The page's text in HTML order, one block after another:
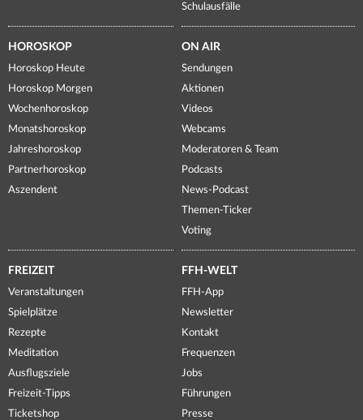
Schulausfälle
HOROSKOP
Horoskop Heute
Horoskop Morgen
Wochenhoroskop
Monatshoroskop
Jahreshoroskop
Partnerhoroskop
Aszendent
ON AIR
Sendungen
Aktionen
Videos
Webcams
Moderatoren & Team
Podcasts
News-Podcast
Themen-Ticker
Voting
FREIZEIT
Veranstaltungen
Spielplätze
Rezepte
Meditation
Ausflugsziele
Freizeit-Tipps
Ticketshop
FFH-WELT
FFH-App
Newsletter
Kontakt
Frequenzen
Jobs
Führungen
Presse